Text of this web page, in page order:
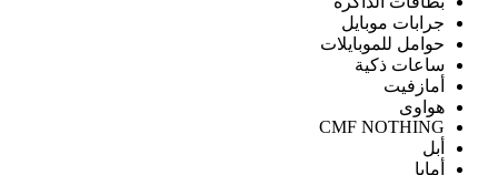
جرابات موبايل
حوامل للموبايلات
ساعات ذكية
أمازفيت
هواوى
CMF NOTHING
أبل
أمايا